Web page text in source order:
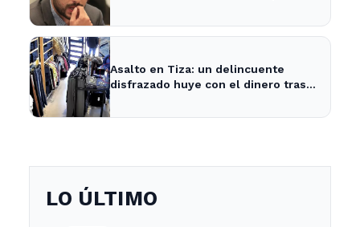
Asalto en Tiza: un delincuente
disfrazado huye con el dinero tras
LO ÚLTIMO